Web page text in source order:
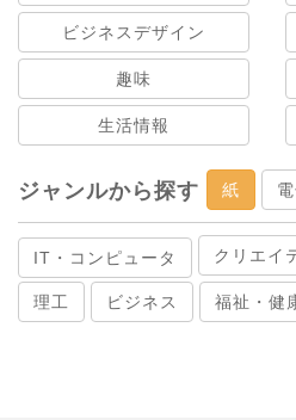
ビジネスデザイン
趣味
生活情報
ジャンルから探す 紙
IT・コンピュータ クリエイ
理工 ビジネス 福祉・健